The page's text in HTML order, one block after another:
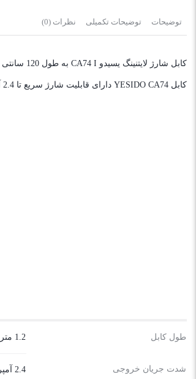
توضیحات توضیحات تکمیلی نظرات (0)
کابل شارژ لایتنینگ یسیدو CA74 I به طول 120 سانتی متر با روکش کنفی مقاوم است.
کابل YESIDO CA74 دارای قابلیت شارژ سریع تا 2.4 آمپر و کابل یسیدو CA74 قابلیت سریع انتقال اطلاعات تا 480MBPS دارد.
طول کابل 1.2 متر
شدت جریان خروجی 2.4 آمپر مخصوص تبلت و موبایل